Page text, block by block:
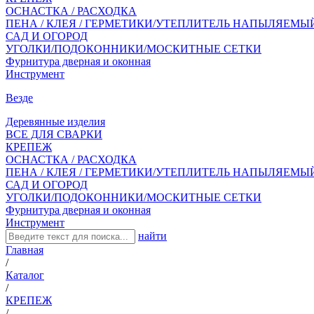
ОСНАСТКА / РАСХОДКА
ПЕНА / КЛЕЯ / ГЕРМЕТИКИ/УТЕПЛИТЕЛЬ
САД И ОГОРОД
УГОЛКИ/ПОДОКОННИКИ/МОСКИТНЫЕ СЕТКИ
Фурнитура дверная и оконная
Инструмент
Везде
Деревянные изделия
ВСЕ ДЛЯ СВАРКИ
КРЕПЕЖ
ОСНАСТКА / РАСХОДКА
ПЕНА / КЛЕЯ / ГЕРМЕТИКИ/УТЕПЛИТЕЛЬ
САД И ОГОРОД
УГОЛКИ/ПОДОКОННИКИ/МОСКИТНЫЕ СЕТКИ
Фурнитура дверная и оконная
Инструмент
найти
Главная
/
Каталог
/
КРЕПЕЖ